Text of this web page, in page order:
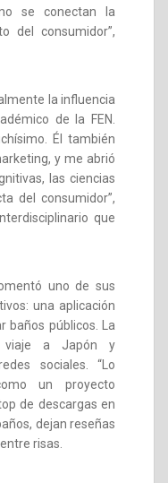
se conectan la
del consumidor”,
la influencia
de la FEN.
Él también
y me abrió
las ciencias
del consumidor”,
que
uno de sus
una aplicación
baños públicos. La
viaje a Japón y
sociales. “Lo
un proyecto
de descargas en
dejan reseñas
risas.